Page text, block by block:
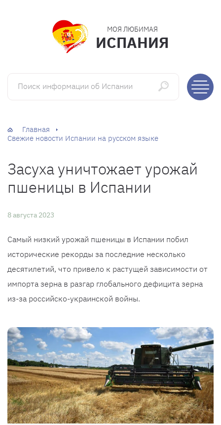
МОЯ ЛЮБИМАЯ
ИСПАНИЯ
Поиск информации об Испании
Главная
Свежие новости Испании на русском языке
Засуха уничтожает урожай
пшеницы в Испании
8 августа 2023
Самый низкий урожай пшеницы в Испании побил
исторические рекорды за последние несколько
десятилетий, что привело к растущей зависимости от
импорта зерна в разгар глобального дефицита зерна
из-за российско-украинской войны.